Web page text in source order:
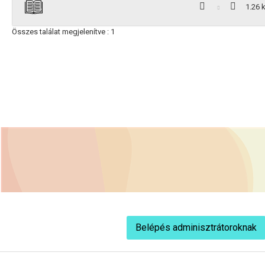
1.26 k
Összes találat megjelenítve : 1
Belépés adminisztrátoroknak